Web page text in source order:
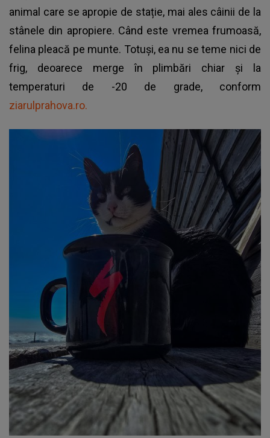
animal care se apropie de stație, mai ales câinii de la
stânele din apropiere. Când este vremea frumoasă,
felina pleacă pe munte. Totuși, ea nu se teme nici de
frig, deoarece merge în plimbări chiar și la
temperaturi de -20 de grade, conform
ziarulprahova.ro.